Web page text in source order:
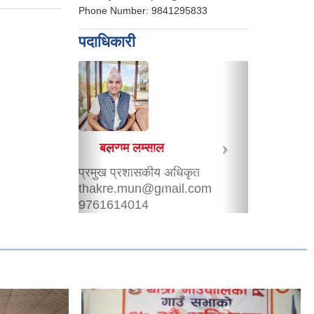
Phone Number: 9841295833
पदाधिकारी
श्री दुर्गा देवी खड्का
शिक्षा अधिकृत
durgakhadka8849@gmail.com
9849035271
शिक्षा शाखा